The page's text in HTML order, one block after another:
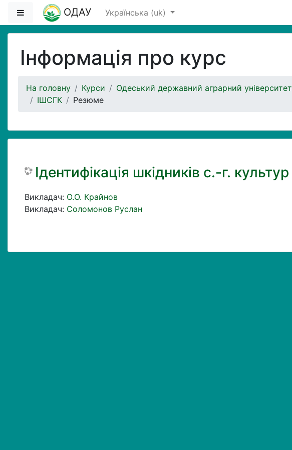
Перейти до головного вмісту
Бокова панель
ОДАУ Українська ‎(uk)‎
Інформація про курс
На головну Курси Одеський державний аграрний університет
ІШСГК
Резюме
Ідентифікація шкідників с.-г. культур
Викладач: О.О. Крайнов
Викладач: Соломонов Руслан